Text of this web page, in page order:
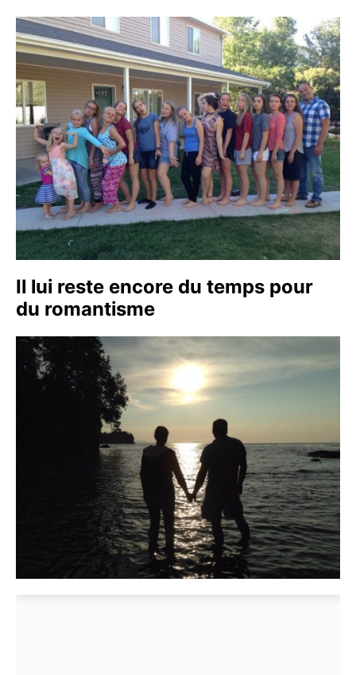
Il lui reste encore du temps pour
du romantisme